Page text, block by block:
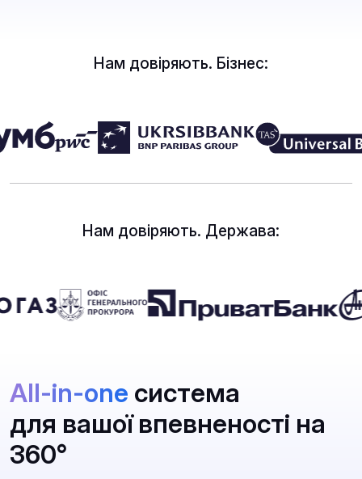
Нам довіряють. Бізнес:
Нам довіряють. Держава:
All-in-one система
для вашої впевненості на
360°